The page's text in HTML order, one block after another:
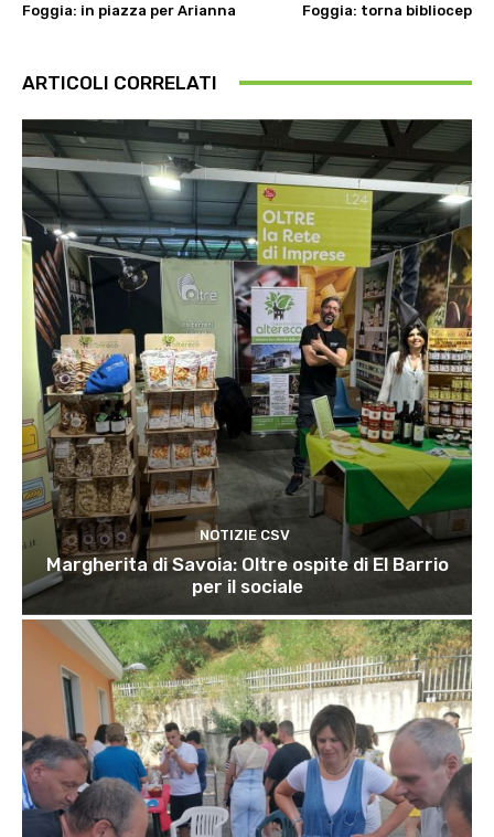
Foggia: in piazza per Arianna Foggia: torna bibliocep
ARTICOLI CORRELATI
NOTIZIE CSV
Margherita di Savoia: Oltre ospite di El Barrio
per il sociale